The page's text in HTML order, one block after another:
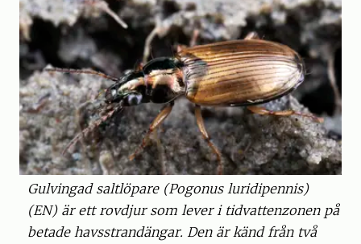
Gulvingad saltlöpare (Pogonus luridipennis)
(EN) är ett rovdjur som lever i tidvattenzonen på
betade havsstrandängar. Den är känd från två